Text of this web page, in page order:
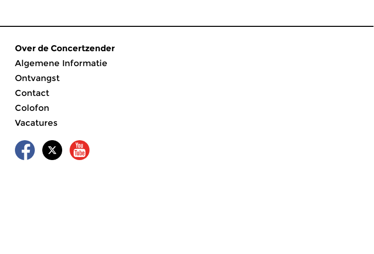
Over de Concertzender
Algemene Informatie
Ontvangst
Contact
Colofon
Vacatures